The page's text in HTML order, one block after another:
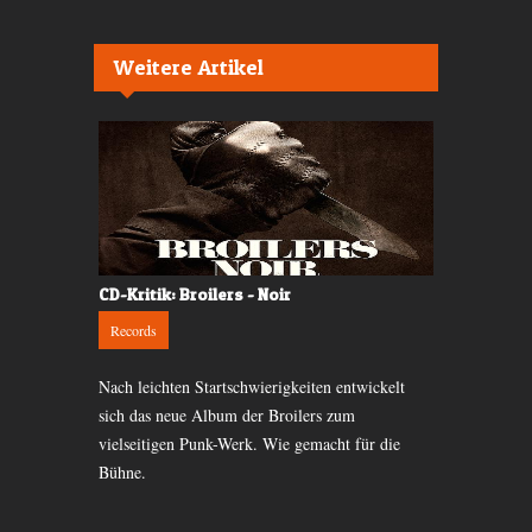
Weitere Artikel
CD-Kritik: Broilers - Noir
Records
Nach leichten Startschwierigkeiten entwickelt
sich das neue Album der Broilers zum
vielseitigen Punk-Werk. Wie gemacht für die
Bühne.